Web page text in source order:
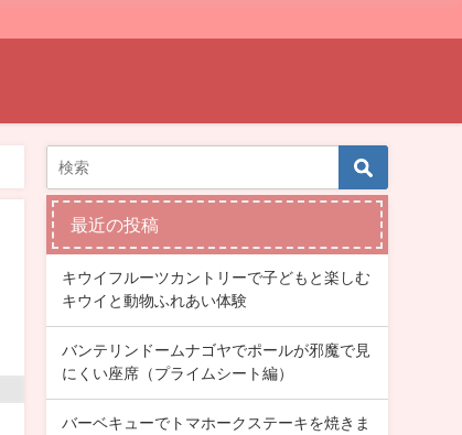
最近の投稿
キウイフルーツカントリーで子どもと楽しむ
キウイと動物ふれあい体験
バンテリンドームナゴヤでポールが邪魔で見
にくい座席（プライムシート編）
バーベキューでトマホークステーキを焼きま